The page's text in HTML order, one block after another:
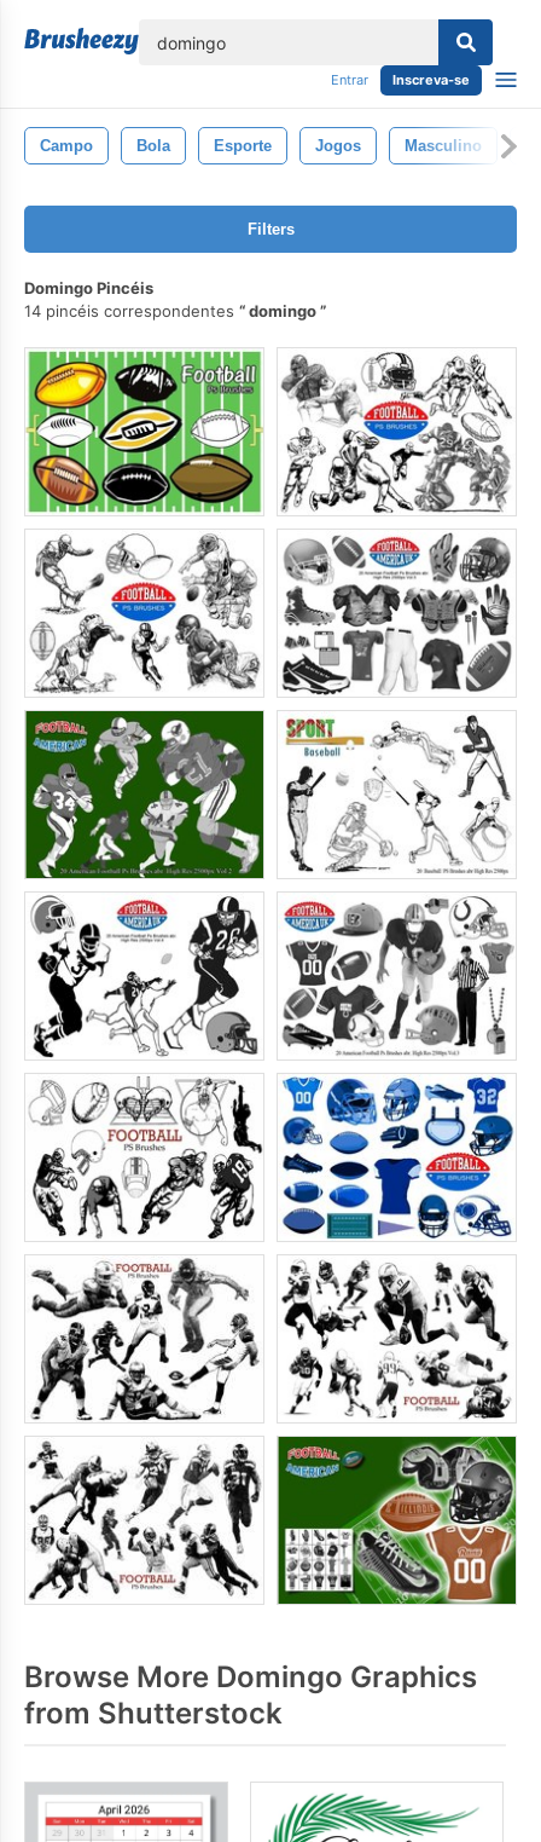
Entrar Inscreva-se
Campo Bola Esporte Jogos Masculino
Filters
Domingo Pincéis
14 pincéis correspondentes
domingo
Browse More Domingo Graphics
from Shutterstock